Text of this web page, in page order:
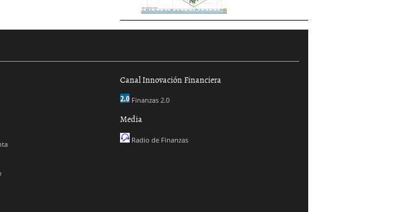
Canal Innovación Financiera
Finanzas 2.0
Media
Radio de Finanzas